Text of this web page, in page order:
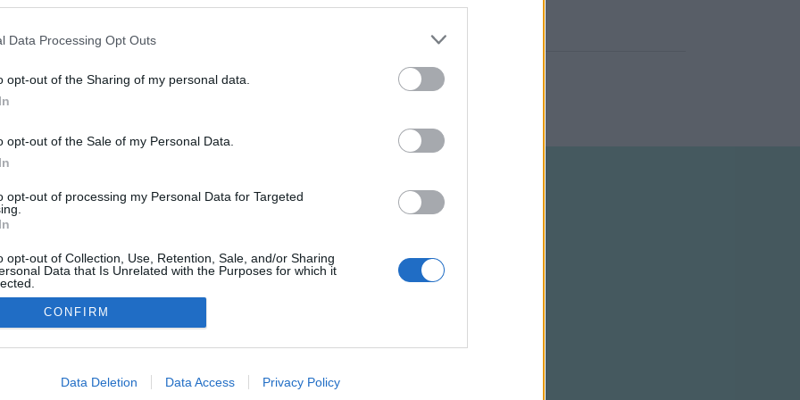
Data Processing Opt Outs
opt-out of the Sharing of my personal data.
opt-out of the Sale of my Personal Data.
opt-out of processing my Personal Data for Targeted
opt-out of Collection, Use, Retention, Sale, and/or Sharing
Data that Is Unrelated with the Purposes for which it
allow Google to enable storage related to advertising like cookies on
CONFIRM
Data Deletion Data Access Privacy Policy
NÉPI